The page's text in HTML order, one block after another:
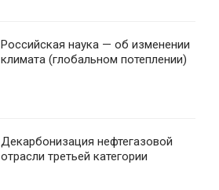
Российская наука — об изменении
климата (глобальном потеплении)
Декарбонизация нефтегазовой
отрасли третьей категории